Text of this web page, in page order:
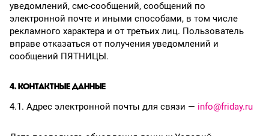
уведомлений, смс-сообщений, сообщений по
электронной почте и иными способами, в том числе
рекламного характера и от третьих лиц. Пользователь
вправе отказаться от получения уведомлений и
сообщений ПЯТНИЦЫ.
4. КОНТАКТНЫЕ ДАННЫЕ
4.1. Адрес электронной почты для связи — info@friday.ru